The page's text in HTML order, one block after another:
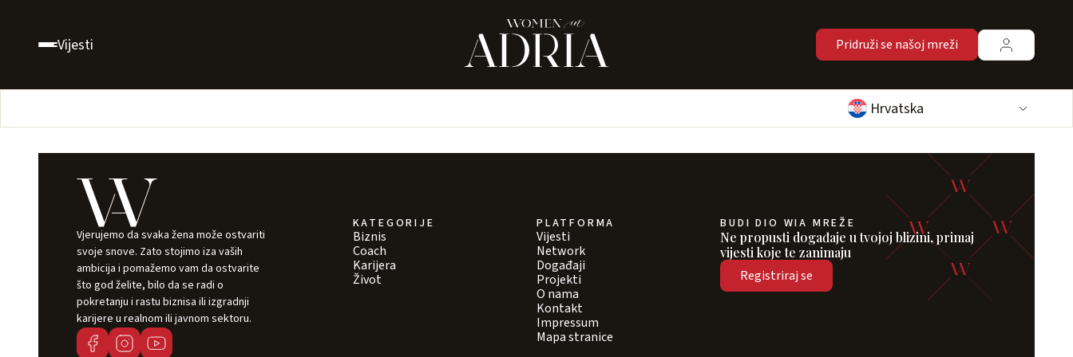
Vijesti Pridruži se našoj mreži
Hrvatska
Vjerujemo da svaka žena može ostvariti
svoje snove. Zato stojimo iza vaših
ambicija i pomažemo vam da ostvarite
što god želite, bilo da se radi o
pokretanju i rastu biznisa ili izgradnji
karijere u realnom ili javnom sektoru.
KATEGORIJE
Biznis
Coach
Karijera
Život
PLATFORMA
Vijesti
Network
Događaji
Projekti
O nama
Kontakt
Impressum
Mapa stranice
BUDI DIO WIA MREŽE
Ne propusti događaje u tvojoj blizini, primaj
vijesti koje te zanimaju
Registriraj se